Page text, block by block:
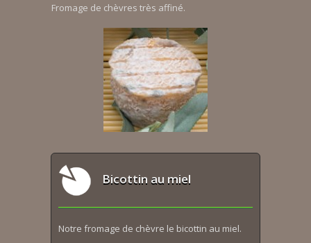
Fromage de chèvres très affiné.
Bicottin au miel
Notre fromage de chèvre le bicottin au miel.